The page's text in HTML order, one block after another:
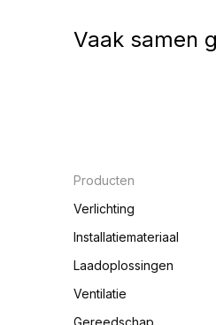
Vaak samen
Producten
Verlichting
Installatiemateriaal
Laadoplossingen
Ventilatie
Gereedschap